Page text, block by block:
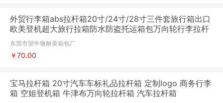
外贸行李箱abs拉杆箱20寸/24寸/28寸三件套旅行箱出口
欧美登机超大旅行拉箱防水防盗托运箱包万向轮行李拉杆
箱包厂家
东莞市望牛墩耐美箱包厂
￥70.00
宝马拉杆箱 20寸汽车车标礼品拉杆箱 定制logo 商务行李
箱 空姐登机箱 牛津布万向轮拉杆箱 汽车拉杆箱